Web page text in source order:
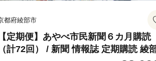
都府綾部市
【定期便】あやべ市民新聞６カ月購読
（計72回） / 新聞 情報誌 定期購読 綾